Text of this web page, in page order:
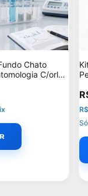
Chato
C/orla